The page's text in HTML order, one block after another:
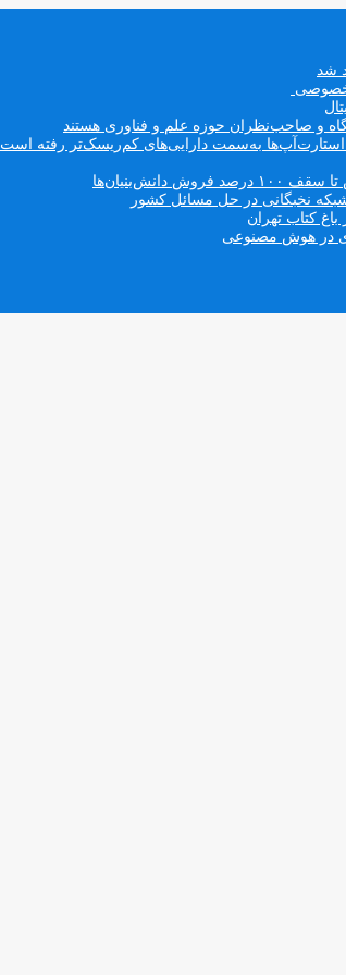
خصوصی
و صاحب‌نظران حوزه علم و فناوری هستند
به‌سمت دارایی‌های کم‌ریسک‌تر رفته است
نخبگانی در حل مسائل کشور
کتاب تهران
در هوش مصنوعی